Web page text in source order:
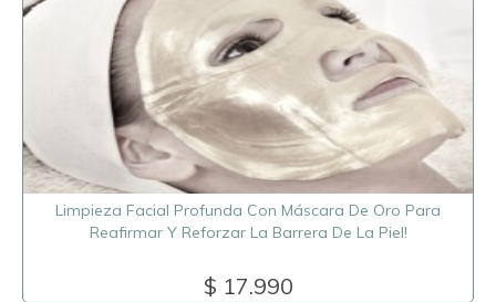
Limpieza Facial Profunda Con Máscara De Oro Para
Reafirmar Y Reforzar La Barrera De La Piel!
$ 17.990